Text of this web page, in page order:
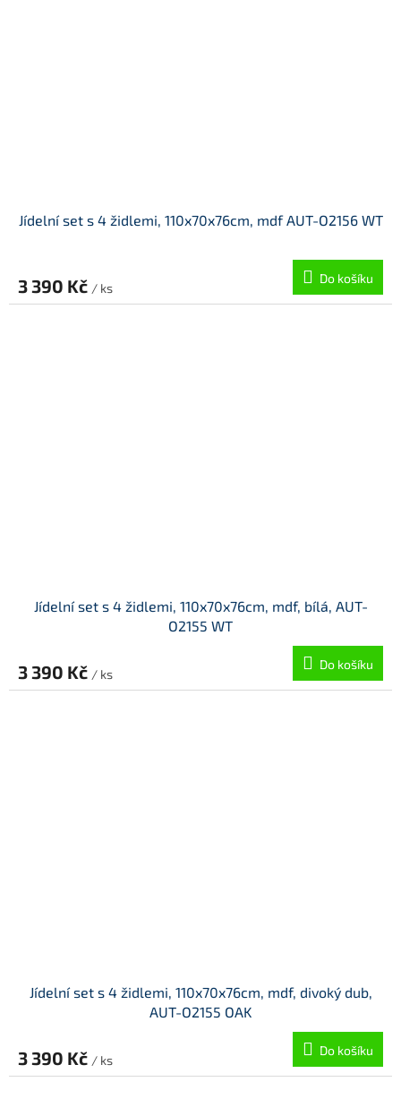
Jídelní set s 4 židlemi, 110x70x76cm, mdf AUT-O2156 WT
3 390 Kč / ks
Do košíku
Jídelní set s 4 židlemi, 110x70x76cm, mdf, bílá, AUT-
O2155 WT
3 390 Kč / ks
Do košíku
Jídelní set s 4 židlemi, 110x70x76cm, mdf, divoký dub,
AUT-O2155 OAK
3 390 Kč / ks
Do košíku